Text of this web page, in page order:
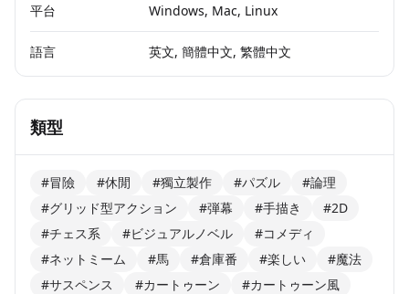
平台
Windows, Mac, Linux
語言 英文, 簡體中文, 繁體中文
類型
#冒險 #休閒 #獨立製作 #パズル
#論理
#グリッド型アクション
#弾幕 #手描き
#2D
#チェス系
#ビジュアルノベル
#コメディ
#ネットミーム
#馬 #倉庫番 #楽しい
#魔法
#サスペンス
#カートゥーン
#カートゥーン風